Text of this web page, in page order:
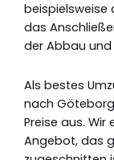
beispielsweise
das
der Abbau
Als bestes
nach
Preise aus. Wir
Angebot, das